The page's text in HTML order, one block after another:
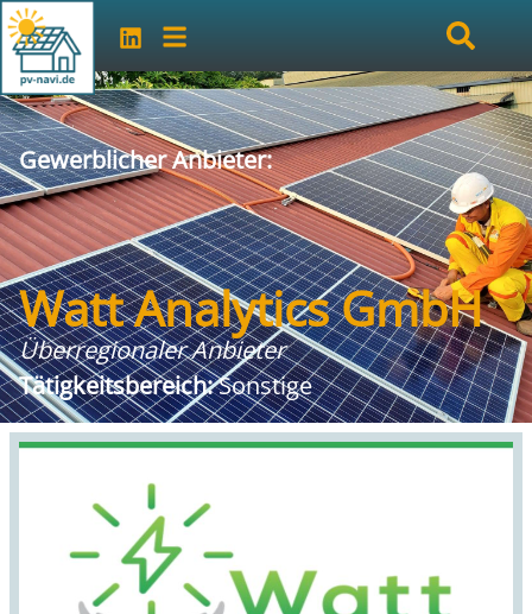
Gewerblicher Anbieter:
Watt Analytics GmbH
Überregionaler Anbieter
Tätigkeitsbereich:Sonstige